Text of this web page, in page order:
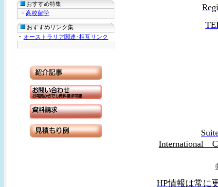
おすすめ特集
・高校留学
おすすめリンク集
・ オーストラリア関連･相互リンク
International
HP情報は常に